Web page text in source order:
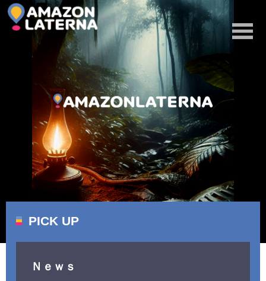
PICK UP
Ｎｅｗｓ